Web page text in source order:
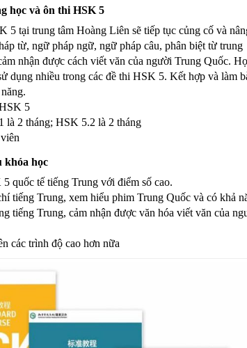
học và ôn thi HSK 5
5 tại trung tâm Hoàng Liên sẽ tiếp tục củng cố và
từ, ngữ pháp ngữ, ngữ pháp câu, phân biệt từ trung
nhận được cách viết văn của người Trung Quốc.
dụng nhiều trong các đề thi HSK 5. Kết hợp và làm
5
là 2 tháng; HSK 5.2 là 2 tháng
khóa học
quốc tế tiếng Trung với điểm số cao.
tiếng Trung, xem hiểu phim Trung Quốc và có khả
tiếng Trung, cảm nhận được văn hóa viết văn của
các trình độ cao hơn nữa